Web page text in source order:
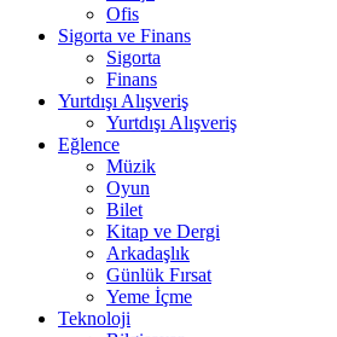
Ofis
Sigorta ve Finans
Sigorta
Finans
Yurtdışı Alışveriş
Yurtdışı Alışveriş
Eğlence
Müzik
Oyun
Bilet
Kitap ve Dergi
Arkadaşlık
Günlük Fırsat
Yeme İçme
Teknoloji